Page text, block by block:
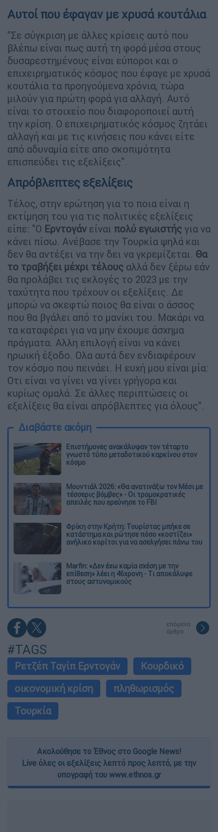
Αυτοί που έφαγαν με χρυσά κουτάλια
"Σε σύγκριση με άλλες κρίσεις αυτό που
βλέπω είναι πως αυτή τη φορά μέσα στους
δυσαρεστημένους είναι εύποροι και ο
επιχειρηματικός κόσμος που έφαγε με χρυσά
κουτάλια τα προηγούμενα χρόνια, τώρα
μιλούν για πρώτη φορά για αλλαγή. Αυτό
είναι το στοιχείο που διαφοροποιεί αυτή
την κρίση. Ο επιχειρηματικός κόσμος ζητάει
αλλαγή και με τις κινήσεις που κάνει είτε
από αδυναμία είτε απο σκοπιμότητα
επισπεύδει τις εξελίξεις".
Απρόβλεπτες εξελίξεις
Τέλος, στην ερώτηση για το ποια είναι η
εκτίμηση του για τις πολιτικές εξελίξεις
είπε: "Ο Ερντογάν είναι πολύ εγωιστής για να
κάνει πίσω. Ανέβασε την Τουρκία ψηλά και
δεν θα αντέξει να την δει να γκρεμίζεται. Θα
το τραβήξει μέχρι τέλους αλλά δεν ξέρω εάν
θα προλάβει τις εκλογές το 2023 με την
ταχύτητα που τρέχουν οι εξελίξεις. Δε
μπορώ να σκεφτώ ποιος θα είναι ο άσσος
που θα βγάλει από το μανίκι του. Μακάρι να
τα καταφέρει για να μην έχουμε άσχημα
πράγματα. Αλλη επιλογή είναι να κάνει
ηρωική έξοδο. Ολα αυτά δεν ενδιαφέρουν
τον κόσμο που πεινάει. Η ευχή μου είναι μία:
Οτι είναι να γίνει να γίνει γρήγορα και
κυρίως ομαλά. Σε άλλες περιπτώσεις οι
εξελίξεις θα είναι απρόβλεπτες για όλους".
Διαβάστε ακόμη
Επιστήμονες ανακάλυψαν τον τέταρτο
γνωστό τύπο μεταδοτικού καρκίνου στον
κόσμο
Μουντιάλ 2026: «Θα ανατινάξω τον Μέσι με
τέσσερις βόμβες» - Οι τρομοκρατικές
απειλές που ερεύνησε το FBI
Φρίκη στην Κρήτη: Τουρίστας μπήκε σε
κατάστημα και ρώτησε πόσο «κοστίζει»
ανήλικο κορίτσι για να ασελγήσει πάνω του
Marfin: «Δεν έχω καμία σχέση με την
επίθεση» λέει η 46χρονη - Τι αποκάλυψε
στους αστυνομικούς
επόμενο
άρθρο
#TAGS
Ρετζέπ Ταγίπ Ερντογάν
Κουρδικό
οικονομική κρίση
πληθωρισμός
Τουρκία
Ακολούθησε το Έθνος στο Google News!
Live όλες οι εξελίξεις λεπτό προς λεπτό, με την
υπογραφή του www.ethnos.gr